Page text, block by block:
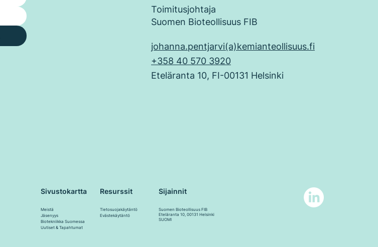
Sivustokartta
Meistä
Jäsenyys
Biotekniikka Suomessa
Uutiset & Tapahtumat
Resurssit
Tietosuojakäytäntö
Evästekäytäntö
Sijainnit
Suomen Bioteollisuus FIB
Eteläranta 10, 00131 Helsinki
SUOMI
Toimitusjohtaja
Suomen Bioteollisuus FIB
johanna.pentjarvi(a)kemianteollisuus.fi
+358 40 570 3920
Eteläranta 10, FI-00131 Helsinki